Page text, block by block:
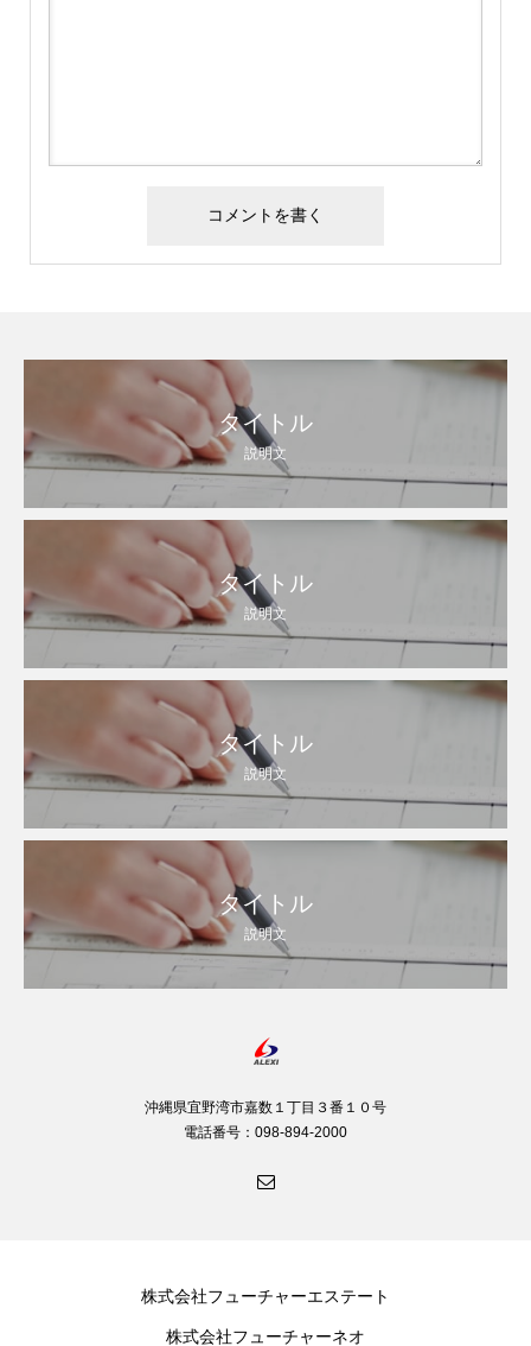
タイトル
説明文
タイトル
説明文
タイトル
説明文
タイトル
説明文
沖縄県宜野湾市嘉数１丁目３番１０号
電話番号：098-894-2000
株式会社フューチャーエステート
株式会社フューチャーネオ